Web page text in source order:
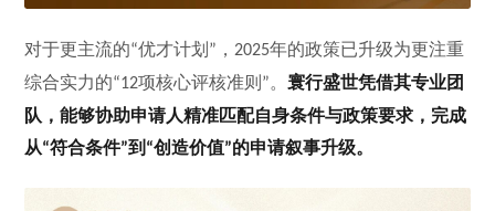
对于更主流的“优才计划 ” ， 2025年的政策已升级为更注重
综合实力的“12项核心评核准则 ”。 寰行盛世凭借其专业团
队，能够协助申请人精准匹配自身条件与政策要求，完成
从“符合条件”到 “创造价值”的申请叙事升级。